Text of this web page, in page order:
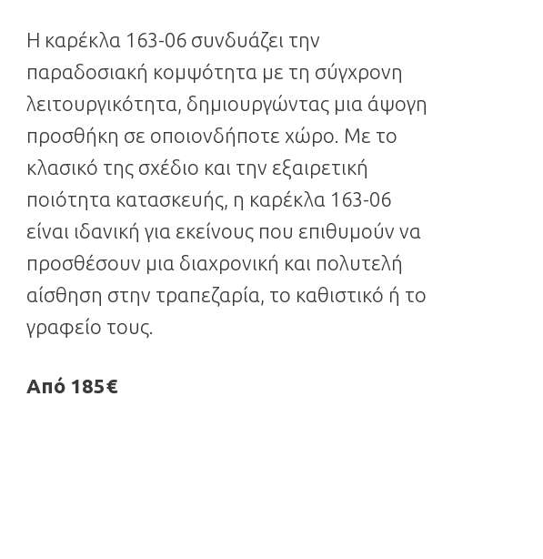
Η καρέκλα 163-06 συνδυάζει την
παραδοσιακή κομψότητα με τη σύγχρονη
λειτουργικότητα, δημιουργώντας μια άψογη
προσθήκη σε οποιονδήποτε χώρο. Με το
κλασικό της σχέδιο και την εξαιρετική
ποιότητα κατασκευής, η καρέκλα 163-06
είναι ιδανική για εκείνους που επιθυμούν να
προσθέσουν μια διαχρονική και πολυτελή
αίσθηση στην τραπεζαρία, το καθιστικό ή το
γραφείο τους.
Από 185€